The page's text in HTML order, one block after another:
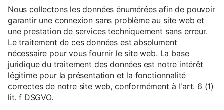
Nous collectons les données énumérées afin de pouvoir
garantir une connexion sans problème au site web et
une prestation de services techniquement sans erreur.
Le traitement de ces données est absolument
nécessaire pour vous fournir le site web. La base
juridique du traitement des données est notre intérêt
légitime pour la présentation et la fonctionnalité
correctes de notre site web, conformément à l'art. 6 (1)
lit. f DSGVO.